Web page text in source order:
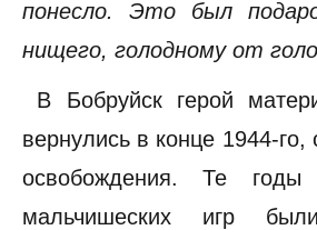
понесло. Это был
нищего, голодному от
В Бобруйск герой
вернулись в конце 1944-го,
освобождения. Те
мальчишеских игр